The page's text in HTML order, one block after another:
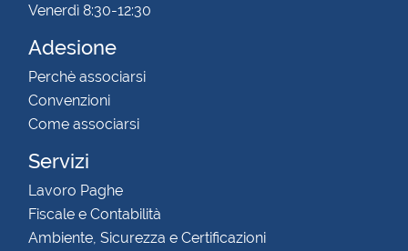
Venerdì 8:30-12:30
Adesione
Perchè associarsi
Convenzioni
Come associarsi
Servizi
Lavoro Paghe
Fiscale e Contabilità
Ambiente, Sicurezza e Certificazioni